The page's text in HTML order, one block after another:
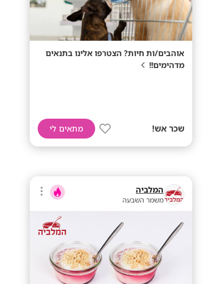
אוהבים/ות חיות? הצטרפו אלינו בתנאים
מדהימים!!
שכר אש! מתאים לי
המלביה
משמר השבעה